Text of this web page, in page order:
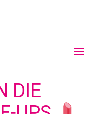
DIE